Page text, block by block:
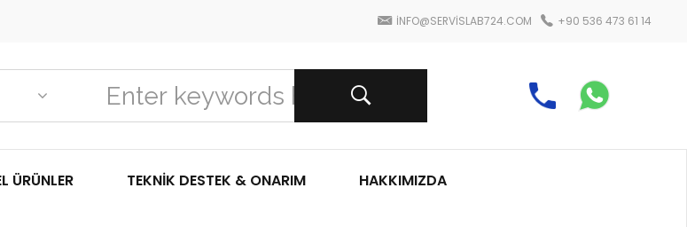
INFO@SERVISLAB724.COM +90 536 473 61 14
ÜRÜNLER TEKNIK DESTEK & ONARIM HAKKIMIZDA